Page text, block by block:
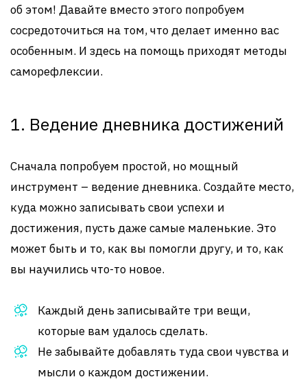
об этом! Давайте вместо этого попробуем
сосредоточиться на том, что делает именно вас
особенным. И здесь на помощь приходят методы
саморефлексии.
1. Ведение дневника достижений
Сначала попробуем простой, но мощный
инструмент – ведение дневника. Создайте место,
куда можно записывать свои успехи и
достижения, пусть даже самые маленькие. Это
может быть и то, как вы помогли другу, и то, как
вы научились что-то новое.
Каждый день записывайте три вещи,
которые вам удалось сделать.
Не забывайте добавлять туда свои чувства и
мысли о каждом достижении.